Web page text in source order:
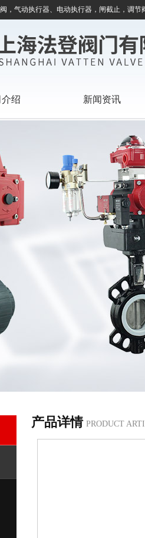
，气动执行器、电动执行器，闸截止，调节
绍 新闻资讯
产品详情 PRODUCT